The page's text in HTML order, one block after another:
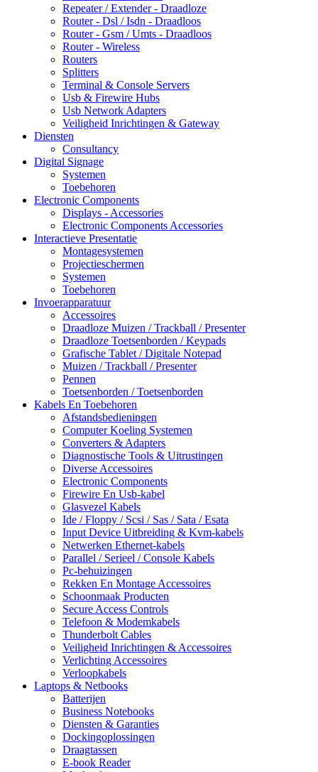
Repeater / Extender - Draadloze
Router - Dsl / Isdn - Draadloos
Router - Gsm / Umts - Draadloos
Router - Wireless
Routers
Splitters
Terminal & Console Servers
Usb & Firewire Hubs
Usb Network Adapters
Veiligheid Inrichtingen & Gateway
Diensten
Consultancy
Digital Signage
Systemen
Toebehoren
Electronic Components
Displays - Accessories
Electronic Components Accessories
Interactieve Presentatie
Montagesystemen
Projectieschermen
Systemen
Toebehoren
Invoerapparatuur
Accessoires
Draadloze Muizen / Trackball / Presenter
Draadloze Toetsenborden / Keypads
Grafische Tablet / Digitale Notepad
Muizen / Trackball / Presenter
Pennen
Toetsenborden / Toetsenborden
Kabels En Toebehoren
Afstandsbedieningen
Computer Koeling Systemen
Converters & Adapters
Diagnostische Tools & Uitrustingen
Diverse Accessoires
Electronic Components
Firewire En Usb-kabel
Glasvezel Kabels
Ide / Floppy / Scsi / Sas / Sata / Esata
Input Device Uitbreiding & Kvm-kabels
Netwerken Ethernet-kabels
Parallel / Serieel / Console Kabels
Pc-behuizingen
Rekken En Montage Accessoires
Schoonmaak Producten
Secure Access Controls
Telefoon & Modemkabels
Thunderbolt Cables
Veiligheid Inrichtingen & Accessoires
Verlichting Accessoires
Verloopkabels
Laptops & Netbooks
Batterijen
Business Notebooks
Diensten & Garanties
Dockingoplossingen
Draagtassen
E-book Reader